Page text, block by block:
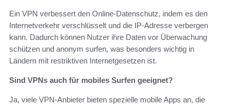
Ein VPN verbessert den Online-Datenschutz, indem es den
Internetverkehr verschlüsselt und die IP-Adresse verbergen
kann. Dadurch können Nutzer ihre Daten vor Überwachung
schützen und anonym surfen, was besonders wichtig in
Ländern mit restriktiven Internetgesetzen ist.
Sind VPNs auch für mobiles Surfen geeignet?
Ja, viele VPN-Anbieter bieten spezielle mobile Apps an, die